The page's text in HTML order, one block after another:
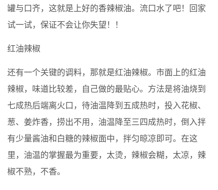
罐与口齐，这就是上好的香辣椒油。流口水了吧！回家
试一试，保证不会让你失望！！
红油辣椒
还有一个关键的调料，那就是红油辣椒。市面上的红油
辣椒，味道比较差，自己做的最贴心。方法是将油烧到
七成热后端离火口，待油温降到五成热时，投入花椒、
葱、姜炸香，捞出不用，油温降至三四成热时，倒入拌
有少量酱油和白糖的辣椒面中，拌匀晾凉即可。在这
里，油温的掌握最为重要，太烫，辣椒会糊，太凉，辣
椒不熟，不香。